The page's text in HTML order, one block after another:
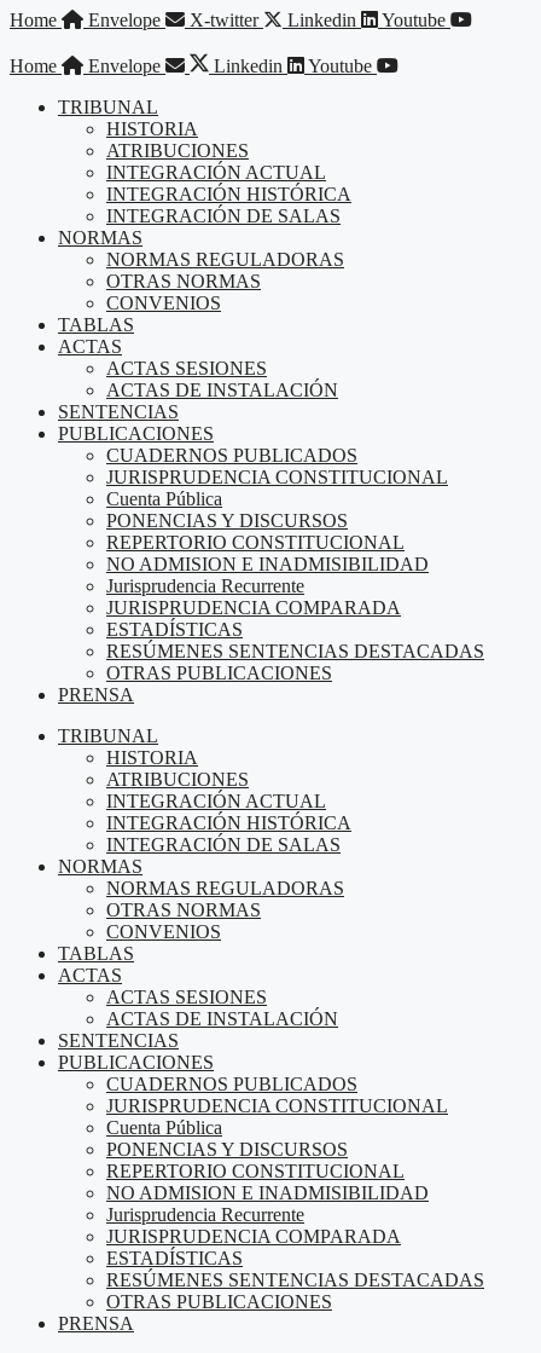
Saltar
contenido
Home Envelope X-twitter Linkedin Youtube
Home Envelope Linkedin
Youtube
TRIBUNAL
HISTORIA
ATRIBUCIONES
INTEGRACIÓN ACTUAL
INTEGRACIÓN HISTÓRICA
INTEGRACIÓN DE SALAS
NORMAS
NORMAS REGULADORAS
OTRAS NORMAS
CONVENIOS
TABLAS
ACTAS
ACTAS SESIONES
ACTAS DE INSTALACIÓN
SENTENCIAS
PUBLICACIONES
CUADERNOS PUBLICADOS
JURISPRUDENCIA CONSTITUCIONAL
Cuenta Pública
PONENCIAS Y DISCURSOS
REPERTORIO CONSTITUCIONAL
NO ADMISION E INADMISIBILIDAD
Jurisprudencia Recurrente
JURISPRUDENCIA COMPARADA
ESTADÍSTICAS
RESÚMENES SENTENCIAS DESTACADAS
OTRAS PUBLICACIONES
PRENSA
TRIBUNAL
HISTORIA
ATRIBUCIONES
INTEGRACIÓN ACTUAL
INTEGRACIÓN HISTÓRICA
INTEGRACIÓN DE SALAS
NORMAS
NORMAS REGULADORAS
OTRAS NORMAS
CONVENIOS
TABLAS
ACTAS
ACTAS SESIONES
ACTAS DE INSTALACIÓN
SENTENCIAS
PUBLICACIONES
CUADERNOS PUBLICADOS
JURISPRUDENCIA CONSTITUCIONAL
Cuenta Pública
PONENCIAS Y DISCURSOS
REPERTORIO CONSTITUCIONAL
NO ADMISION E INADMISIBILIDAD
Jurisprudencia Recurrente
JURISPRUDENCIA COMPARADA
ESTADÍSTICAS
RESÚMENES SENTENCIAS DESTACADAS
OTRAS PUBLICACIONES
PRENSA